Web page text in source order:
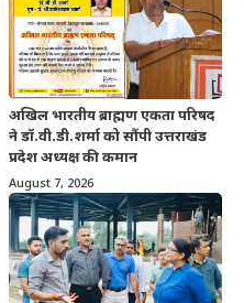
अखिल भारतीय ब्राह्मण एकता परिषद
ने डॉ.वी.डी.शर्मा को सौंपी उत्तराखंड
प्रदेश अध्यक्ष की कमान
August 7, 2026